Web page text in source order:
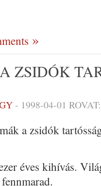
ZSIDÓK
- 1998-04-01
a zsidók
éves kihívás.